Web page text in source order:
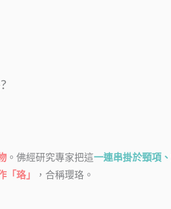
。佛經研究專家把這一連串掛於頸項
「珞」 ，合稱瓔珞。